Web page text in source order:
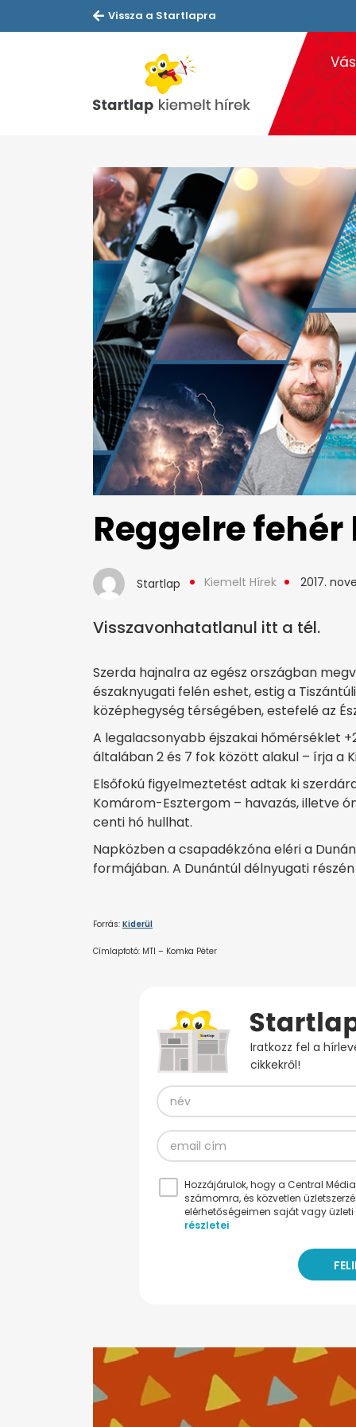
Vissza a Startlapra
Reggelre
Startlap Kiemelt Hírek 2017.
Visszavonhatatlanul itt a tél.
Szerda hajnalra az egész országban
északnyugati felén eshet, estig a
középhegység térségében, estefelé az
A legalacsonyabb éjszakai hőmérséklet
általában 2 és 7 fok között alakul – írja a
Elsőfokú figyelmeztetést adtak ki
Komárom-Esztergom – havazás, illetve
centi hó hullhat.
Napközben a csapadékzóna eléri a
formájában. A Dunántúl délnyugati
Forrás: Kiderül
Címlapfotó: MTI – Komka Péter
Iratkozz fel a
cikkekről!
Hozzájárulok, hogy a Central
számomra, és közvetlen
elérhetőségeimen saját vagy
részletei